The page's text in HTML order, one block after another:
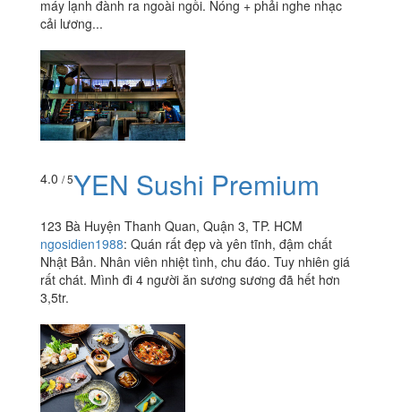
máy lạnh đành ra ngoài ngồi. Nóng + phải nghe nhạc
cải lương...
4.0 / 5YEN Sushi Premium
123 Bà Huyện Thanh Quan, Quận 3, TP. HCM
ngosidien1988: Quán rất đẹp và yên tĩnh, đậm chất
Nhật Bản. Nhân viên nhiệt tình, chu đáo. Tuy nhiên giá
rất chát. Mình đi 4 người ăn sương sương đã hết hơn
3,5tr.